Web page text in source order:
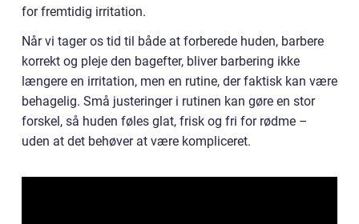
for fremtidig irritation.
Når vi tager os tid til både at forberede huden, barbere
korrekt og pleje den bagefter, bliver barbering ikke
længere en irritation, men en rutine, der faktisk kan være
behagelig. Små justeringer i rutinen kan gøre en stor
forskel, så huden føles glat, frisk og fri for rødme –
uden at det behøver at være kompliceret.